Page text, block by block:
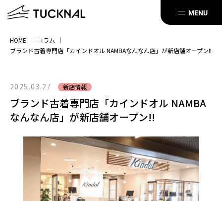
HOME
コラム
ブランド古着専門店「カインドオル NAMBAなんなん店」が新店舗オープン!!
2025.03.27 新店情報
ブランド古着専門店「カインドオル NAMBA
なんなん店」が新店舗オープン!!